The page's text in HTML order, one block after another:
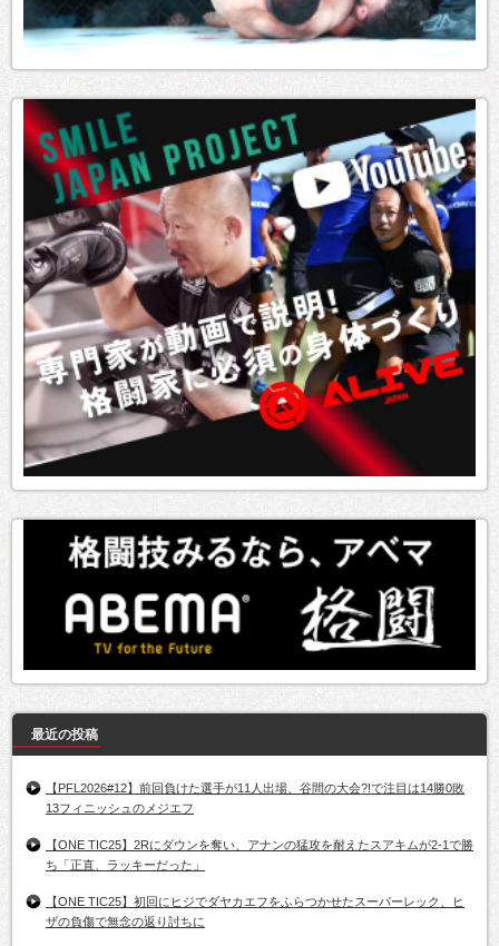
最近の投稿
【PFL2026#12】前回負けた選手が11人出場、谷間の大会?!で注目は14勝0敗
13フィニッシュのメジエフ
【ONE TIC25】2Rにダウンを奪い、アナンの猛攻を耐えたスアキムが2-1で勝
ち「正直、ラッキーだった」
【ONE TIC25】初回にヒジでダヤカエフをふらつかせたスーパーレック、ヒ
ザの負傷で無念の返り討ちに